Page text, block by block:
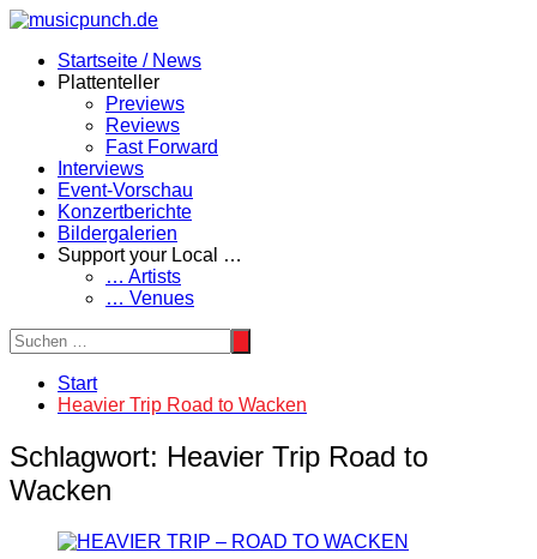
Zum
springenStartseite / News
Plattenteller
Previews
Reviews
Fast Forward
Interviews
Event-Vorschau
Konzertberichte
Bildergalerien
Support your Local …
… Artists
… Venues
Start
Heavier Trip Road to Wacken
Schlagwort: Heavier Trip Road to
Wacken